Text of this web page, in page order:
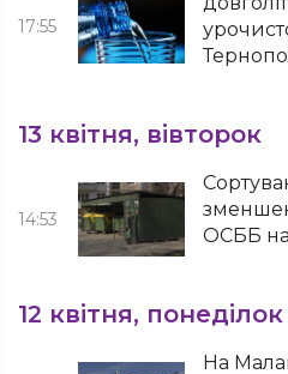
17:55
13 квітня, вівторок
14:53
ОСББ на
12 квітня, понеділок
На